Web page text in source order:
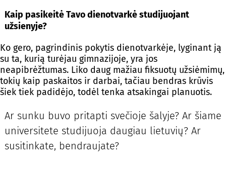
Kaip pasikeitė Tavo dienotvarkė studijuojant
užsienyje?
Ko gero, pagrindinis pokytis dienotvarkėje, lyginant ją
su ta, kurią turėjau gimnazijoje, yra jos
neapibrėžtumas. Liko daug mažiau fiksuotų užsiėmimų,
tokių kaip paskaitos ir darbai, tačiau bendras krūvis
šiek tiek padidėjo, todėl tenka atsakingai planuotis.
Ar sunku buvo pritapti svečioje šalyje? Ar šiame
universitete studijuoja daugiau lietuvių? Ar
susitinkate, bendraujate?